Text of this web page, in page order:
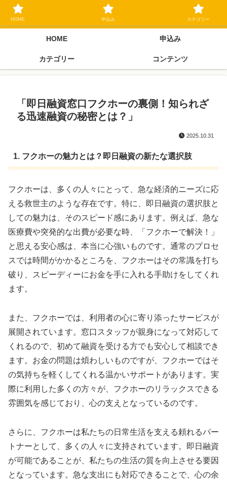
ブラックリスト長期延滞中でもOK 独自審査フリーローン 在籍確認なしの街
金クローネにご相談ください
HOME 申込み
カテゴリー コンテンツ
「即日融資窓口フクホーの裏側！知られざ
る迅速融資の秘密とは？」
2025.10.31
1. フクホーの魅力とは？即日融資の新たな選択肢
フクホーは、多くの人々にとって、急な経済的ニーズに応
える救世主のような存在です。特に、即日融資の選択肢と
しての魅力は、そのスピード感にあります。例えば、急な
医療費や突発的な出費が必要な時、「フクホーで解決！」
と思える安心感は、本当に心強いものです。通常のプロセ
スでは時間がかかるところを、フクホーはその常識を打ち
破り、スピーディーにお金を手に入れる手助けをしてくれ
ます。
また、フクホーでは、利用者の心に寄り添ったサービスが
展開されています。窓口スタッフが親身になって対応して
くれるので、初めて融資を受ける方でも安心して相談でき
ます。お金の問題は煩わしいものですが、フクホーではそ
の気持ちを軽くしてくれる温かいサポートがあります。実
際に利用した多くの方々が、フクホーのリラックスできる
雰囲気を感じており、心の支えとなっているのです。
さらに、フクホーは私たちの日常生活を支える頼れるパー
トナーとして、多くの人々に支持されています。即日融資
が可能であることが、私たちの生活の質を向上させる要因
となっています。急な支出にも対応できることで、心の余
HOME 申込み カテゴリー